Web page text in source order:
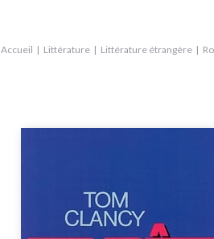
Accueil Littérature Littérature étrangère